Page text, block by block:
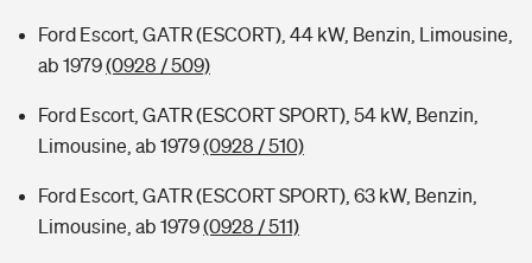
Ford Escort, GATR (ESCORT), 44 kW, Benzin, Limousine,
ab 1979(0928 / 509)
Ford Escort, GATR (ESCORT SPORT), 54 kW, Benzin,
Limousine, ab 1979(0928 / 510)
Ford Escort, GATR (ESCORT SPORT), 63 kW, Benzin,
Limousine, ab 1979(0928 / 511)